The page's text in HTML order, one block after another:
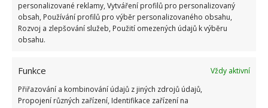
personalizované reklamy, Vytváření profilů pro personalizovaný
obsah, Používání profilů pro výběr personalizovaného obsahu,
Rozvoj a zlepšování služeb, Použití omezených údajů k výběru
obsahu.
Funkce
Vždy aktivní
Přiřazování a kombinování údajů z jiných zdrojů údajů,
Propojení různých zařízení, Identifikace zařízení na
svazek cibule a plátěné pytlíky na sušené bylinky a
koření. Provence je styl, který voní domovem.